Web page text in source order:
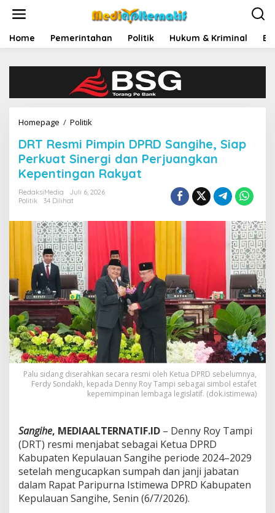
t
Home Pemerintahan Politik Hukum & Kriminal
Homepage / Politik
T
R
e
s
m
i
D
P
R
D
S
a
n
g
i
h
e
,
a
p
P
e
r
k
u
DRT Resmi Pimpin DPRD Sangihe, Siap
Perkuat Sinergi dan Perjuangkan
Kepentingan Rakyat
RedaksiMedia
Juli 6, 2026
Politik
34 Dilihat
Palu sidang diserahkan secara resmi oleh Ketua DPRD sebelumnya,
Ferdy Sondakh, kepada Denny Roy Tampi sebagai simbol estafet
kepemimpinan lembaga legislatif. (dok.istimewa)
Sangihe, MEDIAALTERNATIF.ID – Denny Roy Tampi
(DRT) resmi menjabat sebagai Ketua DPRD
Kabupaten Kepulauan Sangihe periode 2024–2029
setelah mengucapkan sumpah dan janji jabatan
dalam Rapat Paripurna Istimewa DPRD Kabupaten
Kepulauan Sangihe, Senin (6/7/2026).